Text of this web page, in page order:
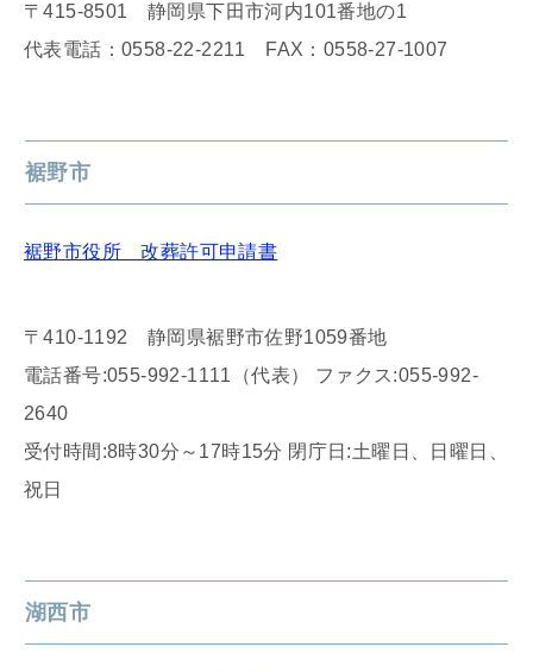
〒415-8501 静岡県下田市河内101番地の1
代表電話：0558-22-2211 FAX：0558-27-1007
裾野市
裾野市役所 改葬許可申請書
〒410-1192 静岡県裾野市佐野1059番地
電話番号:055-992-1111（代表） ファクス:055-992-
2640
受付時間:8時30分～17時15分 閉庁日:土曜日、日曜日、
祝日
湖西市